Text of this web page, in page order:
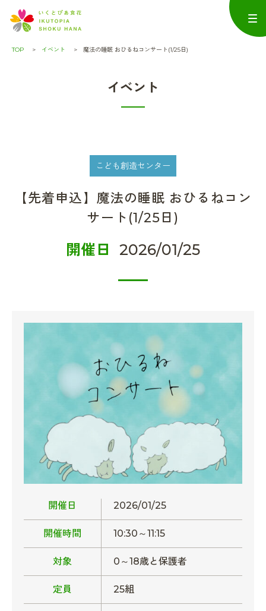
TOP イベント 魔法の睡眠 おひるねコンサート(1/25日)
イベント
こども創造センター
【先着申込】魔法の睡眠 おひるねコン
サート(1/25日)
開催日 2026/01/25
開催日 2026/01/25
開催時間 10:30～11:15
対象 0～18歳と保護者
定員 25組